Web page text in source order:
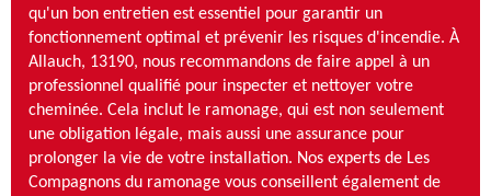
qu'un bon entretien est essentiel pour garantir un
fonctionnement optimal et prévenir les risques d'incendie. À
Allauch, 13190, nous recommandons de faire appel à un
professionnel qualifié pour inspecter et nettoyer votre
cheminée. Cela inclut le ramonage, qui est non seulement
une obligation légale, mais aussi une assurance pour
prolonger la vie de votre installation. Nos experts de Les
Compagnons du ramonage vous conseillent également de